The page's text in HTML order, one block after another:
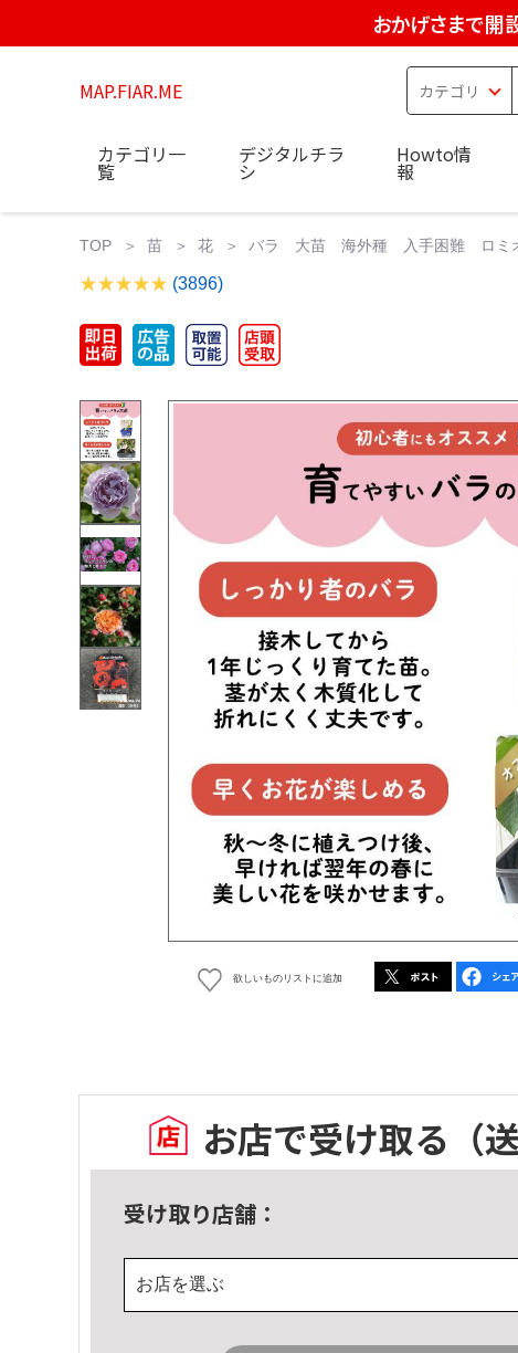
おかげさまで開
MAP.FIAR.ME
カテゴリ一
覧
デジタルチラ
シ
Howto情
報
TOP 苗 花 バラ 大苗 海外種 入手困難 ロミオ
(3896)
欲しいものリストに追加
お店で受け取る （
受け取り店舗：
お店を選ぶ